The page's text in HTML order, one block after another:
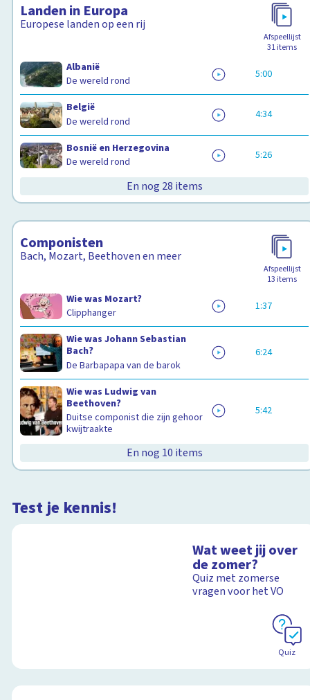
Landen in Europa
Europese landen op een rij
Afspeellijst
31items
Albanië
De wereld rond
5:00
België
De wereld rond
4:34
Bosnië en Herzegovina
De wereld rond
5:26
En nog 28 items
Componisten
Bach, Mozart, Beethoven en meer
Afspeellijst
13 items
Wie was Mozart?
Clipphanger
1:37
Wie was Johann Sebastian
Bach?
De Barbapapa van de barok
6:24
Wie was Ludwig van
Beethoven?
Duitse componist die zijn gehoor
kwijtraakte
5:42
En nog 10 items
Test je kennis!
Wat weet jij over
de zomer?
Quiz met zomerse
vragen voor het VO
Quiz